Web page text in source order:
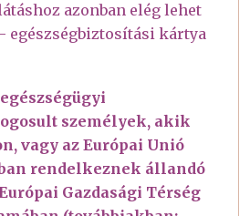
azonban elég lehet
egészségbiztosítási kártya
személyek, akik
vagy az Európai Unió
rendelkeznek állandó
Gazdasági Térség